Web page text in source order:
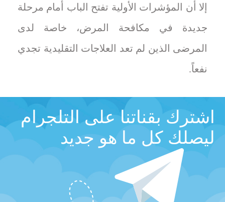
إلا أن المؤشرات الأولية تفتح الباب أمام مرحلة
جديدة في مكافحة المرض، خاصة لدى
المرضى الذين لم تعد العلاجات التقليدية تجدي
نفعاً.
اشترك بقناتنا على التلجرام
ليصلك كل ما هو جديد